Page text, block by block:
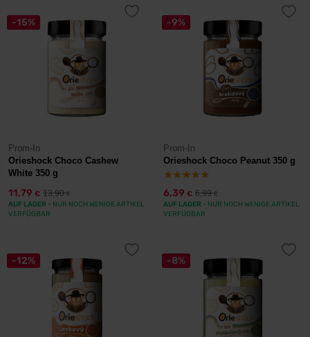
-15%
Prom-In
Orieshock Choco Cashew
White 350 g
11,79 € 13,90€
AUF LAGER - NUR NOCH WENIGE ARTIKEL
VERFÜGBAR
-9%
Prom-In
Orieshock Choco Peanut 350 g
6,39 € 6,99€
AUF LAGER - NUR NOCH WENIGE ARTIKEL
VERFÜGBAR
-12% -8%